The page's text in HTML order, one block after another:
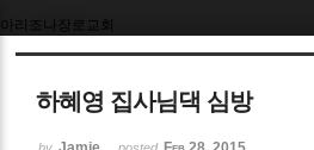
아리조나장로교회
하혜영 집사님댁 심방
Sketchbook5, 스